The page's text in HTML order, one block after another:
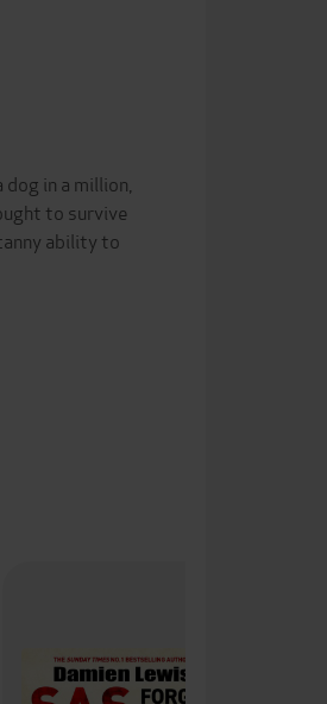
in a million,
to survive
ability to